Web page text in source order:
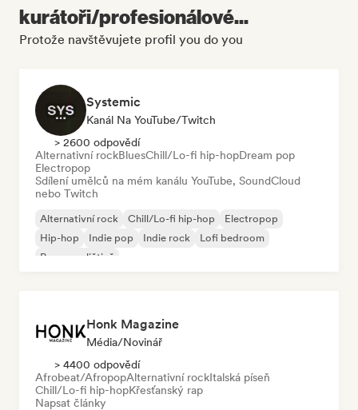
kurátoři/profesionálové...
Protože navštěvujete profil you do you
Systemic
Kanál Na YouTube/Twitch
> 2600 odpovědí
Alternativní rockBluesChill/Lo-fi hip-hopDream pop
Electropop
Sdílení umělců na mém kanálu YouTube, SoundCloud
nebo Twitch
Alternativní rock Chill/Lo-fi hip-hop
Electropop
Hip-hop
Indie pop Indie rock
Lofi bedroom
Rap v angličtině
Honk Magazine
Média/novinář
> 4400 odpovědí
Afrobeat/AfropopAlternativní rockItalská píseň
Chill/Lo-fi hip-hopKřesťanský rap
Napsat články